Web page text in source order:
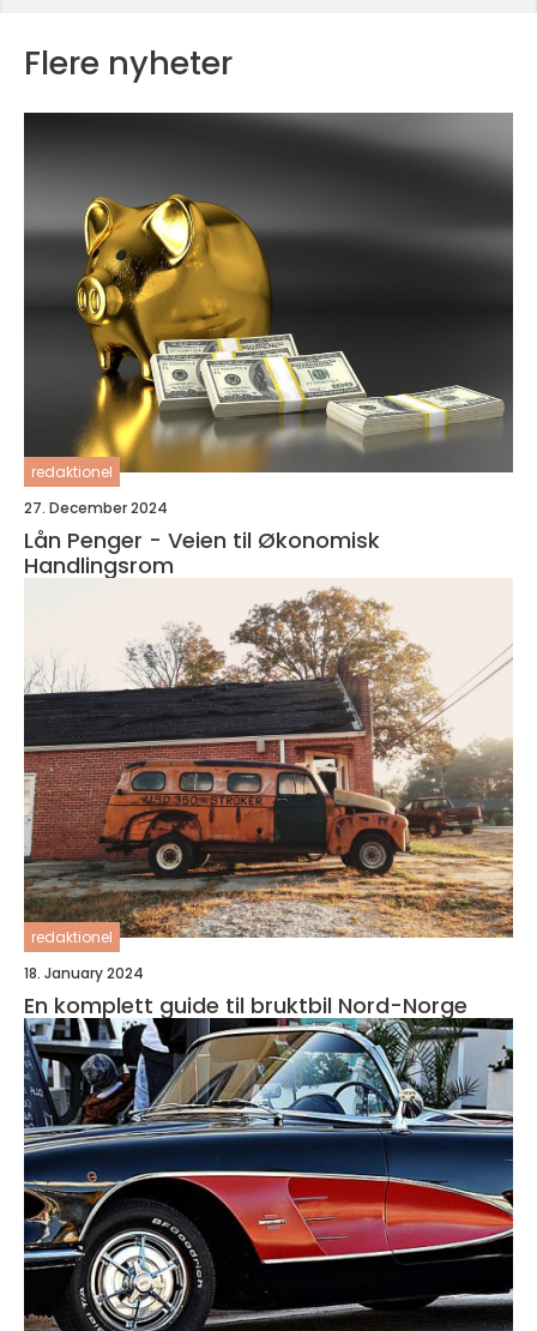
Flere nyheter
redaktionel
27. December 2024
Lån Penger - Veien til Økonomisk
Handlingsrom
redaktionel
18. January 2024
En komplett guide til bruktbil Nord-Norge